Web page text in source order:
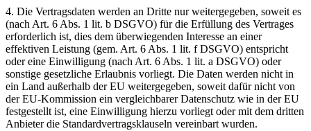
4. Die Vertragsdaten werden an Dritte nur weitergegeben, soweit es
(nach Art. 6 Abs. 1 lit. b DSGVO) für die Erfüllung des Vertrages
erforderlich ist, dies dem überwiegenden Interesse an einer
effektiven Leistung (gem. Art. 6 Abs. 1 lit. f DSGVO) entspricht
oder eine Einwilligung (nach Art. 6 Abs. 1 lit. a DSGVO) oder
sonstige gesetzliche Erlaubnis vorliegt. Die Daten werden nicht in
ein Land außerhalb der EU weitergegeben, soweit dafür nicht von
der EU-Kommission ein vergleichbarer Datenschutz wie in der EU
festgestellt ist, eine Einwilligung hierzu vorliegt oder mit dem dritten
Anbieter die Standardvertragsklauseln vereinbart wurden.